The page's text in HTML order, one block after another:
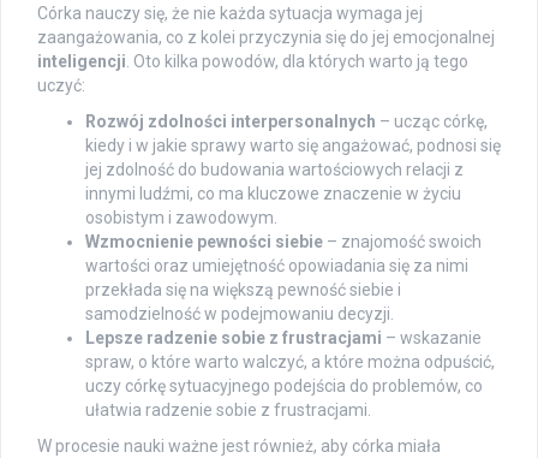
Córka nauczy się, że nie każda sytuacja wymaga jej
zaangażowania, co z kolei przyczynia się do jej emocjonalnej
inteligencji . Oto kilka powodów, dla których warto ją tego
uczyć:
Rozwój zdolności interpersonalnych – ucząc córkę,
kiedy i w jakie sprawy warto się angażować, podnosi się
jej zdolność do budowania wartościowych relacji z
innymi ludźmi, co ma kluczowe znaczenie w życiu
osobistym i zawodowym.
Wzmocnienie pewności siebie – znajomość swoich
wartości oraz umiejętność opowiadania się za nimi
przekłada się na większą pewność siebie i
samodzielność w podejmowaniu decyzji.
Lepsze radzenie sobie z frustracjami – wskazanie
spraw, o które warto walczyć, a które można odpuścić,
uczy córkę sytuacyjnego podejścia do problemów, co
ułatwia radzenie sobie z frustracjami.
W procesie nauki ważne jest również, aby córka miała